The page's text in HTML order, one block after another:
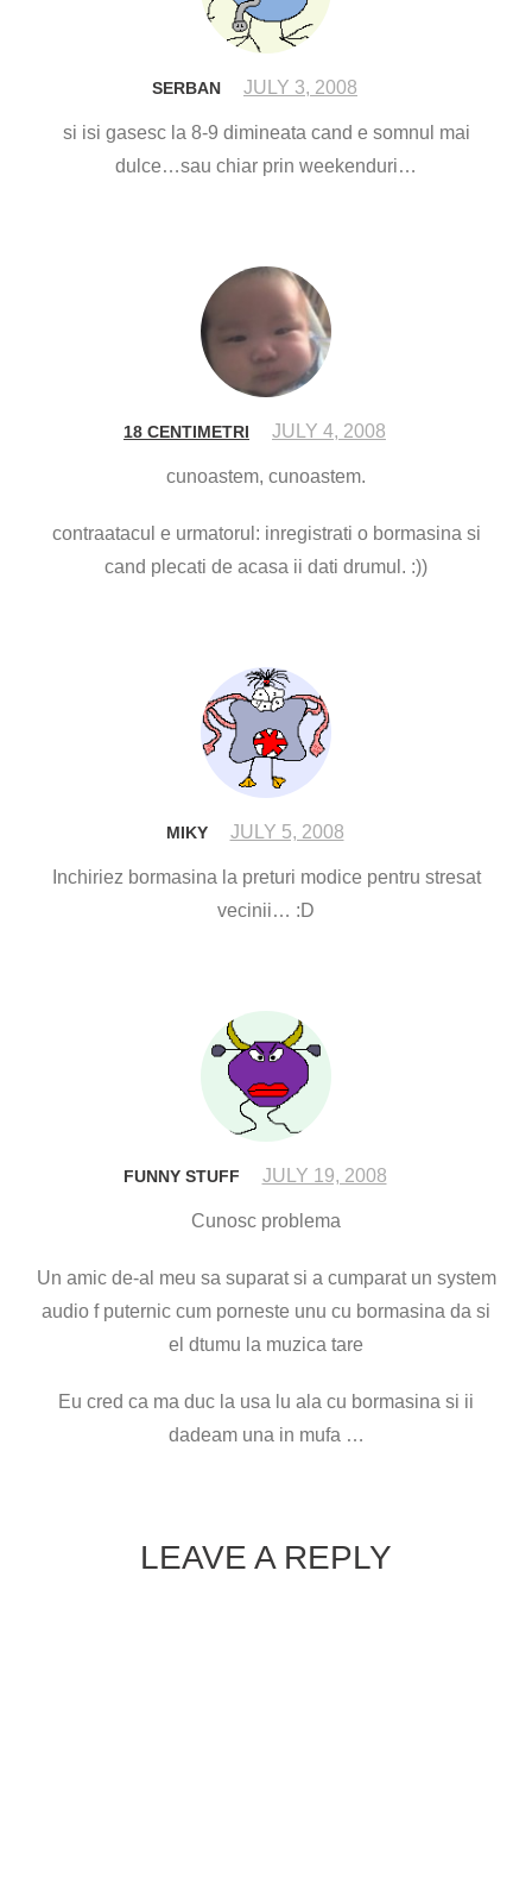
SERBAN JULY 3, 2008
si isi gasesc la 8-9 dimineata cand e somnul mai
dulce…sau chiar prin weekenduri…
18 CENTIMETRI JULY 4, 2008
cunoastem, cunoastem.
contraatacul e urmatorul: inregistrati o bormasina si
cand plecati de acasa ii dati drumul. :))
MIKY JULY 5, 2008
Inchiriez bormasina la preturi modice pentru stresat
vecinii… :D
FUNNY STUFF JULY 19, 2008
Cunosc problema
Un amic de-al meu sa suparat si a cumparat un system
audio f puternic cum porneste unu cu bormasina da si
el dtumu la muzica tare
Eu cred ca ma duc la usa lu ala cu bormasina si ii
dadeam una in mufa …
LEAVE A REPLY